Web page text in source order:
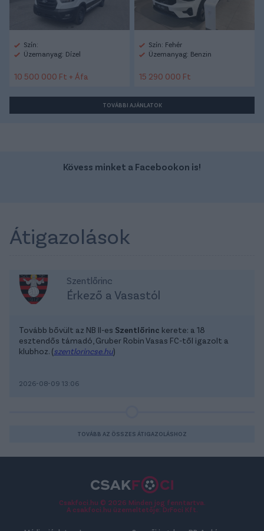
Szín:
Üzemanyag: Dízel
10 500 000 Ft + Áfa
Szín: Fehér
Üzemanyag: Benzin
15 290 000 Ft
TOVÁBBI AJÁNLATOK
Kövess minket a Facebookon is!
Átigazolások
Szentlőrinc
Érkező a Vasastól
Tovább bővült az NB II-es Szentlőrinc kerete: a 18
esztendős támadó, Gruber Robin Vasas FC-től igazolt a
klubhoz. (szentlorincse.hu)
2026-08-09 13:06
TOVÁBB AZ ÖSSZES ÁTIGAZOLÁSHOZ
Csakfoci.hu © 2026 Minden jog fenntartva.
A csakfoci.hu üzemeltetője: DrFoci Kft.